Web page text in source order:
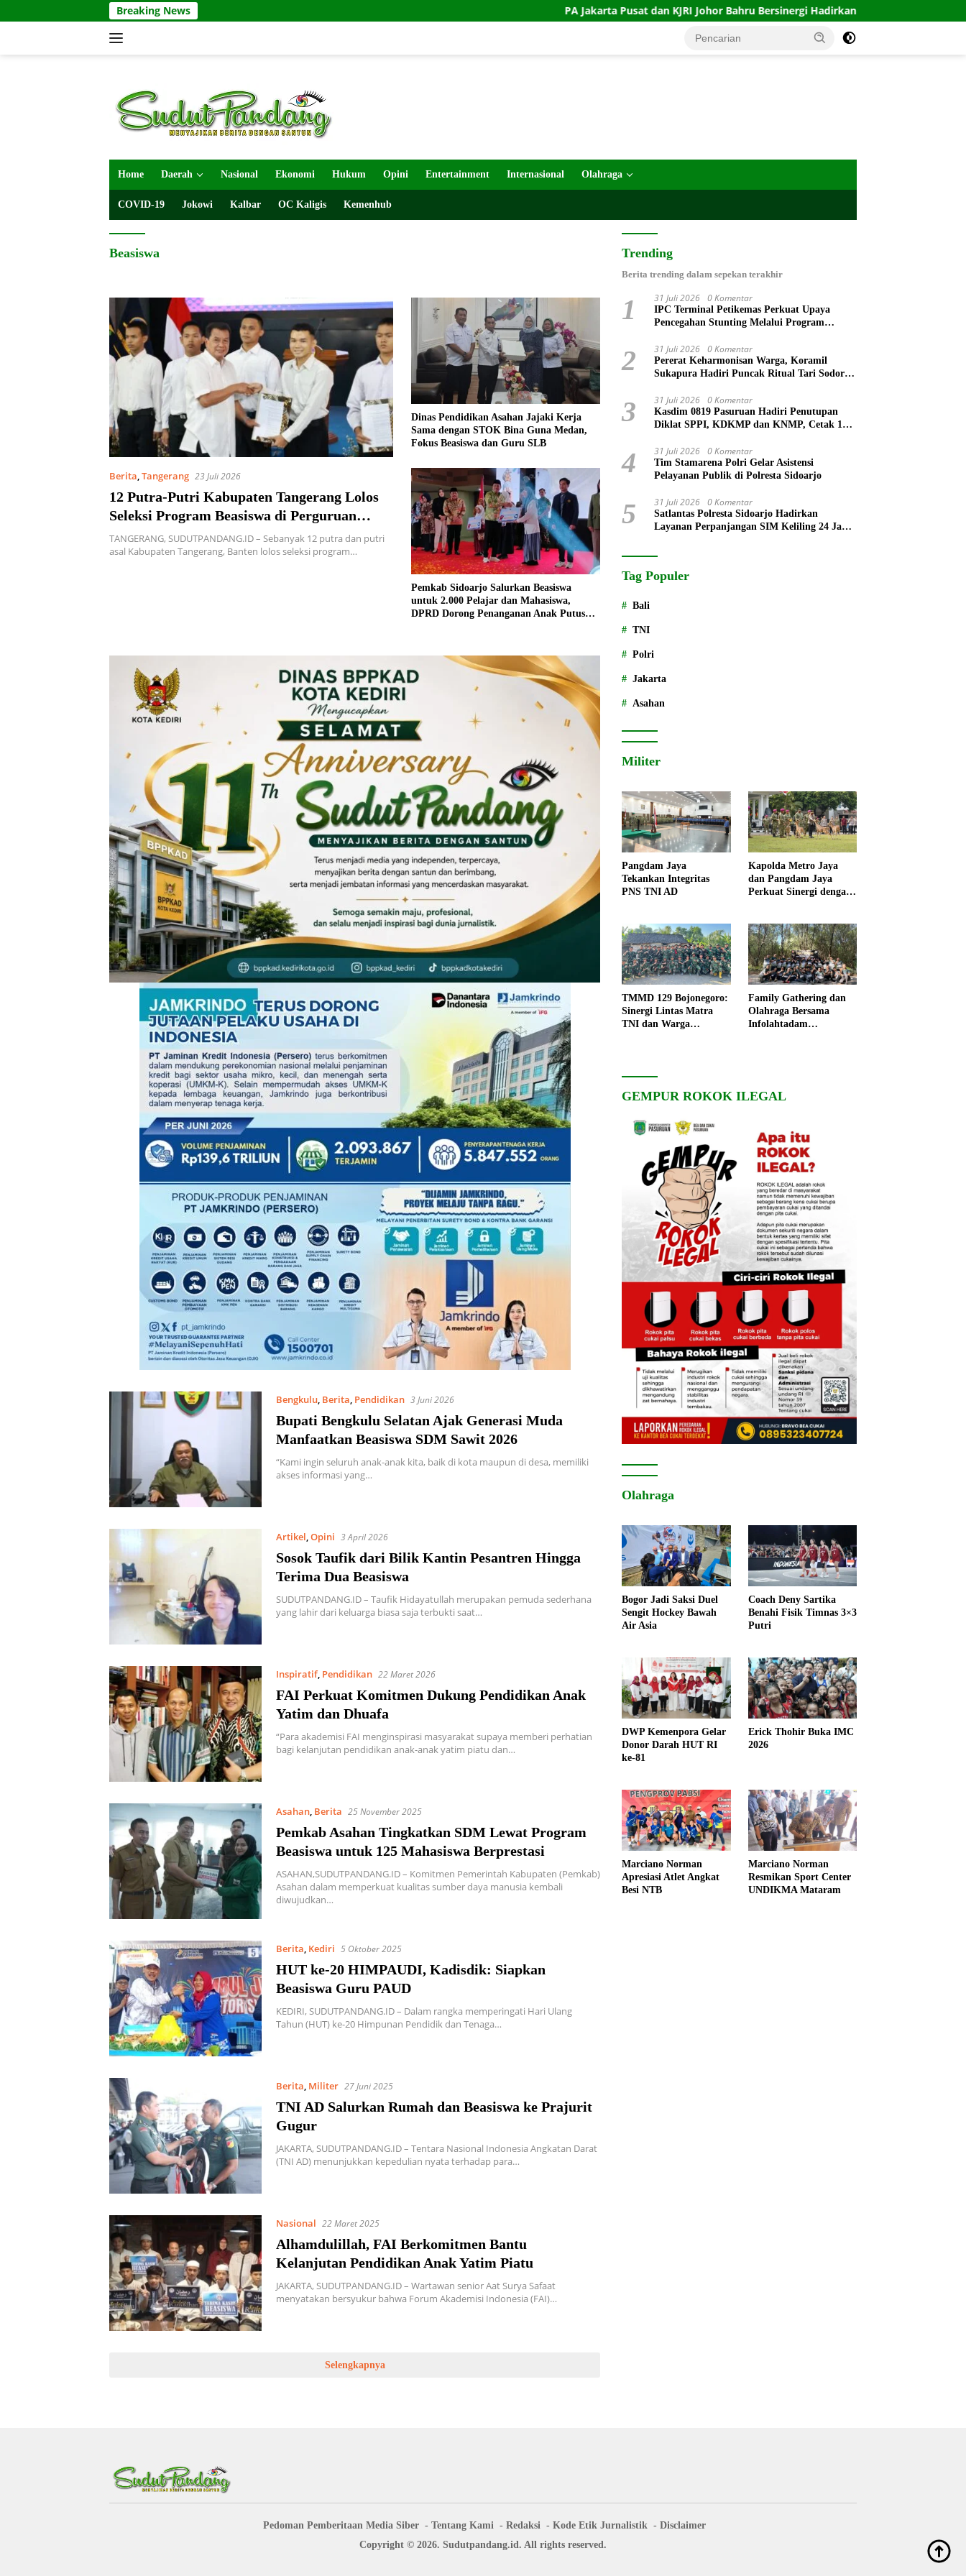
ke
Breaking News PA Jakarta Pusat dan KJRI Johor Bahru Bersinergi Hadirkan Layanan Isbat Nikah bagi WNI di
Home Daerah Nasional Ekonomi Hukum Opini Entertainment Internasional Olahraga
COVID-19 Jokowi Kalbar OC Kaligis Kemenhub
Beasiswa
Berita,Tangerang 23 Juli 2026
12 Putra-Putri Kabupaten Tangerang Lolos
Seleksi Program Beasiswa di Perguruan
Tinggi Lingkup Kemenhub
TANGERANG, SUDUTPANDANG.ID – Sebanyak 12 putra dan putri
asal Kabupaten Tangerang, Banten lolos seleksi program…
Dinas Pendidikan Asahan Jajaki Kerja
Sama dengan STOK Bina Guna Medan,
Fokus Beasiswa dan Guru SLB
Pemkab Sidoarjo Salurkan Beasiswa
untuk 2.000 Pelajar dan Mahasiswa,
DPRD Dorong Penanganan Anak Putus
Bengkulu, Berita, Pendidikan 3 Juni 2026
Bupati Bengkulu Selatan Ajak Generasi Muda
Manfaatkan Beasiswa SDM Sawit 2026
“Kami ingin seluruh anak-anak kita, baik di kota maupun di desa, memiliki
akses informasi yang…
Artikel,Opini 3 April 2026
Sosok Taufik dari Bilik Kantin Pesantren Hingga
Terima Dua Beasiswa
SUDUTPANDANG.ID – Taufik Hidayatullah merupakan pemuda sederhana
yang lahir dari keluarga biasa saja terbukti saat…
Inspiratif, Pendidikan 22 Maret 2026
FAI Perkuat Komitmen Dukung Pendidikan Anak
Yatim dan Dhuafa
“Para akademisi FAI menginspirasi masyarakat supaya memberi perhatian
bagi kelanjutan pendidikan anak-anak yatim piatu dan…
Asahan, Berita 25 November 2025
Pemkab Asahan Tingkatkan SDM Lewat Program
Beasiswa untuk 125 Mahasiswa Berprestasi
ASAHAN,SUDUTPANDANG.ID – Komitmen Pemerintah Kabupaten (Pemkab)
Asahan dalam memperkuat kualitas sumber daya manusia kembali
diwujudkan…
Berita, Kediri 5 Oktober 2025
HUT ke-20 HIMPAUDI, Kadisdik: Siapkan
Beasiswa Guru PAUD
KEDIRI, SUDUTPANDANG.ID – Dalam rangka memperingati Hari Ulang
Tahun (HUT) ke-20 Himpunan Pendidik dan Tenaga…
Berita, Militer 27 Juni 2025
TNI AD Salurkan Rumah dan Beasiswa ke Prajurit
Gugur
JAKARTA, SUDUTPANDANG.ID – Tentara Nasional Indonesia Angkatan Darat
(TNI AD) menunjukkan kepedulian nyata terhadap para…
Nasional 22 Maret 2025
Alhamdulillah, FAI Berkomitmen Bantu
Kelanjutan Pendidikan Anak Yatim Piatu
JAKARTA, SUDUTPANDANG.ID – Wartawan senior Aat Surya Safaat
menyatakan bersyukur bahwa Forum Akademisi Indonesia (FAI)…
Selengkapnya
Trending
Berita trending dalam sepekan terakhir
1 31 Juli 2026 0 Komentar
IPC Terminal Petikemas Perkuat Upaya
Pencegahan Stunting Melalui Program
2 31 Juli 2026 0 Komentar
Pererat Keharmonisan Warga, Koramil
Sukapura Hadiri Puncak Ritual Tari Sodoran
3 31 Juli 2026 0 Komentar
Kasdim 0819 Pasuruan Hadiri Penutupan
Diklat SPPI, KDKMP dan KNMP, Cetak 172
4 31 Juli 2026 0 Komentar
Tim Stamarena Polri Gelar Asistensi
Pelayanan Publik di Polresta Sidoarjo
5 31 Juli 2026 0 Komentar
Satlantas Polresta Sidoarjo Hadirkan
Layanan Perpanjangan SIM Keliling 24 Jam
Tag Populer
Bali
TNI
Polri
Jakarta
Asahan
Militer
Pangdam Jaya
Tekankan Integritas
PNS TNI AD
Kapolda Metro Jaya
dan Pangdam Jaya
Perkuat Sinergi dengan
TMMD 129 Bojonegoro:
Sinergi Lintas Matra
TNI dan Warga
Family Gathering dan
Olahraga Bersama
Infolahtadam
GEMPUR ROKOK ILEGAL
Olahraga
Bogor Jadi Saksi Duel
Sengit Hockey Bawah
Air Asia
Coach Deny Sartika
Benahi Fisik Timnas 3×3
Putri
DWP Kemenpora Gelar
Donor Darah HUT RI
ke-81
Erick Thohir Buka IMC
2026
Marciano Norman
Apresiasi Atlet Angkat
Besi NTB
Marciano Norman
Resmikan Sport Center
UNDIKMA Mataram
Pedoman Pemberitaan Media Siber Tentang Kami Redaksi Kode Etik Jurnalistik
Disclaimer
Copyright © 2026. Sudutpandang.id. All rights reserved.